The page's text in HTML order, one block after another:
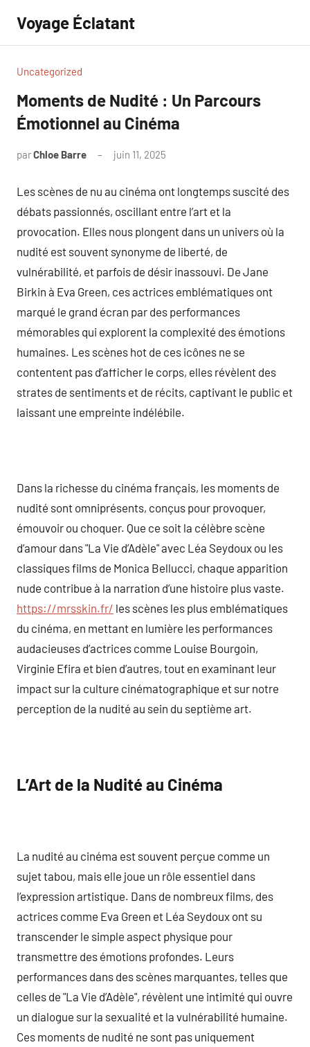
contenu
Voyage Éclatant
Uncategorized
Moments de Nudité : Un Parcours
Émotionnel au Cinéma
parChloe Barre juin 11, 2025
Les scènes de nu au cinéma ont longtemps suscité des
débats passionnés, oscillant entre l’art et la
provocation. Elles nous plongent dans un univers où la
nudité est souvent synonyme de liberté, de
vulnérabilité, et parfois de désir inassouvi. De Jane
Birkin à Eva Green, ces actrices emblématiques ont
marqué le grand écran par des performances
mémorables qui explorent la complexité des émotions
humaines. Les scènes hot de ces icônes ne se
contentent pas d’afficher le corps, elles révèlent des
strates de sentiments et de récits, captivant le public et
laissant une empreinte indélébile.
Dans la richesse du cinéma français, les moments de
nudité sont omniprésents, conçus pour provoquer,
émouvoir ou choquer. Que ce soit la célèbre scène
d’amour dans "La Vie d’Adèle" avec Léa Seydoux ou les
classiques films de Monica Bellucci, chaque apparition
nude contribue à la narration d’une histoire plus vaste.
https://mrsskin.fr/ les scènes les plus emblématiques
du cinéma, en mettant en lumière les performances
audacieuses d’actrices comme Louise Bourgoin,
Virginie Efira et bien d’autres, tout en examinant leur
impact sur la culture cinématographique et sur notre
perception de la nudité au sein du septième art.
L’Art de la Nudité au Cinéma
La nudité au cinéma est souvent perçue comme un
sujet tabou, mais elle joue un rôle essentiel dans
l’expression artistique. Dans de nombreux films, des
actrices comme Eva Green et Léa Seydoux ont su
transcender le simple aspect physique pour
transmettre des émotions profondes. Leurs
performances dans des scènes marquantes, telles que
celles de "La Vie d’Adèle", révèlent une intimité qui ouvre
un dialogue sur la sexualité et la vulnérabilité humaine.
Ces moments de nudité ne sont pas uniquement